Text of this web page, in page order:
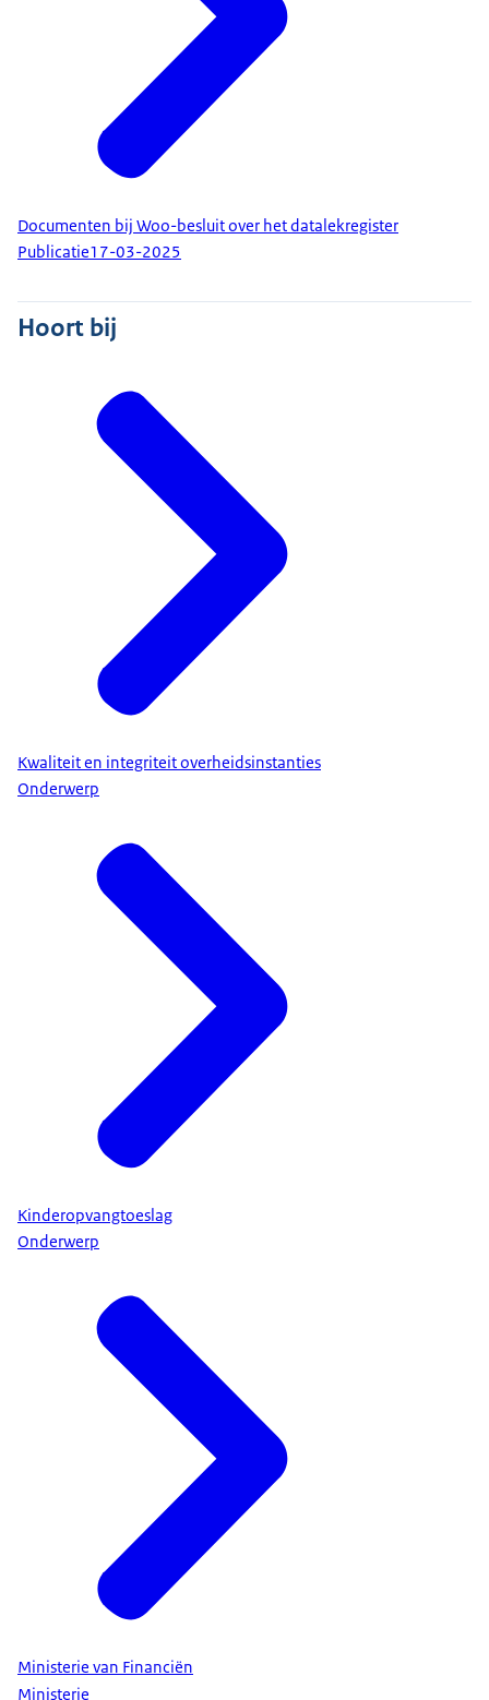
Documenten bij Woo-besluit over het datalekregister
Publicatie17-03-2025
Hoort bij
Kwaliteit en integriteit overheidsinstanties
Onderwerp
Kinderopvangtoeslag
Onderwerp
Ministerie van Financiën
Ministerie